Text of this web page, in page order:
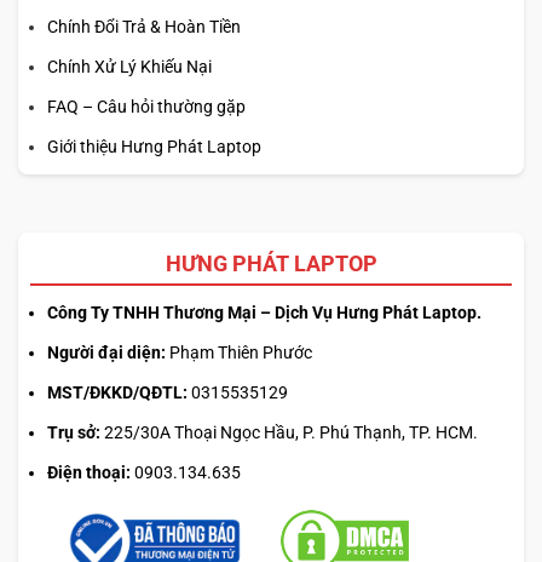
Chính Đổi Trả & Hoàn Tiền
Chính Xử Lý Khiếu Nại
FAQ – Câu hỏi thường gặp
Giới thiệu Hưng Phát Laptop
HƯNG PHÁT LAPTOP
Công Ty TNHH Thương Mại – Dịch Vụ Hưng Phát Laptop.
Người đại diện: Phạm Thiên Phước
MST/ĐKKD/QĐTL: 0315535129
Trụ sở: 225/30A Thoại Ngọc Hầu, P. Phú Thạnh, TP. HCM.
Điện thoại: 0903.134.635